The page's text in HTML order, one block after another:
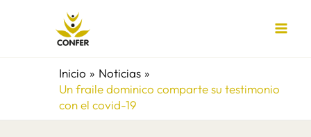
Inicio
Noticias
Un fraile dominico comparte su testimonio
con el covid-19